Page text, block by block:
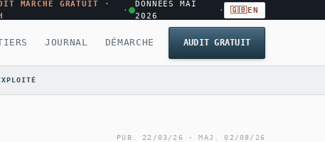
MARCHÉ GRATUIT ·
·
DONNÉES MAI
2026
· 🇬🇧EN
JOURNAL DÉMARCHE AUDIT GRATUIT
PUB. 22/03/26 · MAJ.02/08/26